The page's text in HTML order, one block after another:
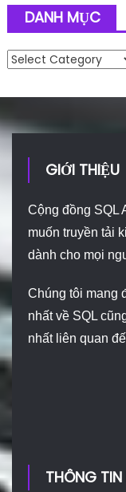
DANH MỤC
Danh mục
GIỚI THIỆU
Cộng đồng SQL
muốn truyền tải
dành cho mọi
Chúng tôi mang
nhất về SQL
nhất liên quan
THÔNG TIN